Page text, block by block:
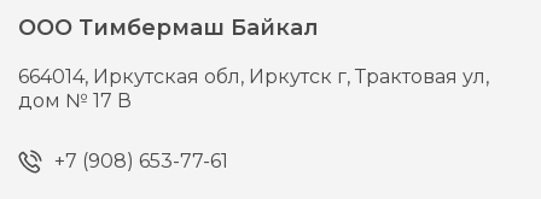
ООО Тимбермаш Байкал
664014, Иркутская обл, Иркутск г,Трактовая ул,
дом № 17 В
+7 (908) 653-77-61